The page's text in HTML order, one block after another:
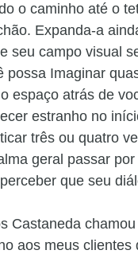
o caminho até o
Expanda-a
seu campo visual
possa Imaginar
espaço atrás de
estranho no
três ou quatro
geral passar
que seu
Castaneda chamou
aos meus clientes